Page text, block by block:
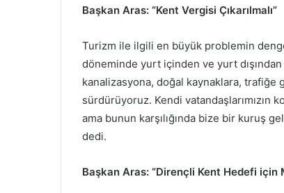
Başkan Aras: “Kent Vergisi Çıkarılmalı”
Turizm ile ilgili en büyük problemin
döneminde yurt içinden ve yurt
kanalizasyona, doğal kaynaklara, trafiğe
sürdürüyoruz. Kendi vatandaşlarımızın
ama bunun karşılığında bize bir kuruş
dedi.
Başkan Aras: “Dirençli Kent Hedefi için